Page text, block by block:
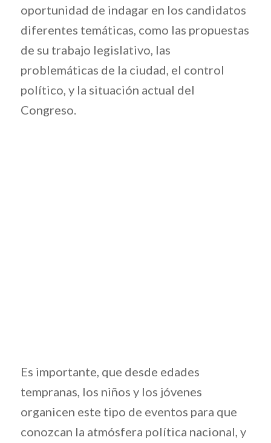
oportunidad de indagar en los candidatos
diferentes temáticas, como las propuestas
de su trabajo legislativo, las
problemáticas de la ciudad, el control
político, y la situación actual del
Congreso.
Es importante, que desde edades
tempranas, los niños y los jóvenes
organicen este tipo de eventos para que
conozcan la atmósfera política nacional, y